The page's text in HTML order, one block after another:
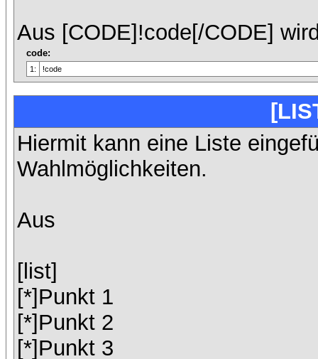
Aus [CODE]!code[/CODE]
code:
1: !code
Hiermit kann eine Liste
Wahlmöglichkeiten.
Aus
[list]
[*]Punkt 1
[*]Punkt 2
[*]Punkt 3